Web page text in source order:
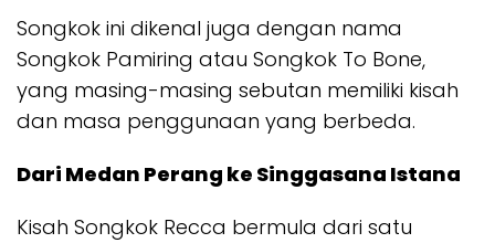
Songkok ini dikenal juga dengan nama
Songkok Pamiring atau Songkok To Bone,
yang masing-masing sebutan memiliki kisah
dan masa penggunaan yang berbeda.
Dari Medan Perang ke Singgasana Istana
Kisah Songkok Recca bermula dari satu